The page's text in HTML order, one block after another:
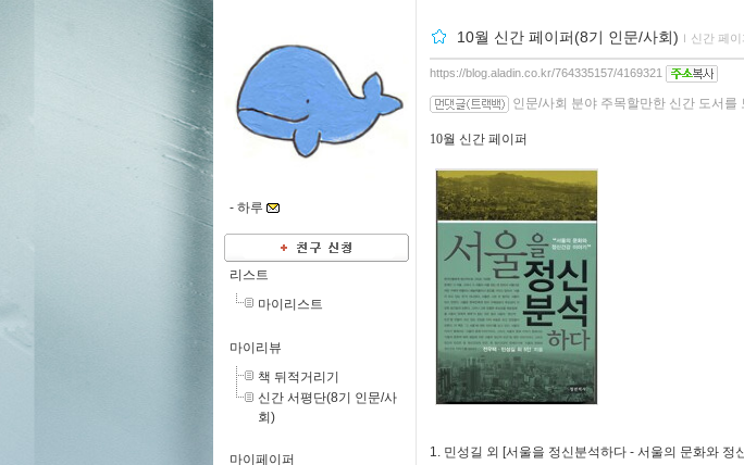
- 하루
리스트
마이리스트
마이리뷰
책 뒤적거리기
신간 서평단(8기 인문/사
회)
마이페이퍼
10월 신간 페이퍼(8기 인문/사회) ｌ 신간 페
https://blog.aladin.co.kr/764335157/4169321
인문/사회 분야 주목할만한 신간 도서를
10월 신간 페이퍼
1. 민성길 외 [서울을 정신분석하다 - 서울의 문화와 정